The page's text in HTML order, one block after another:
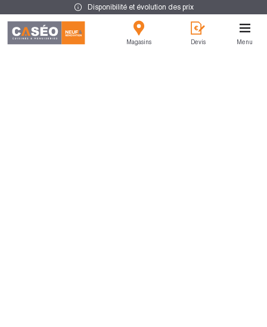
Disponibilité et évolution des prix
Magasins Devis Menu